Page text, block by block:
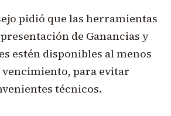
pidió que las herramientas
de Ganancias y
estén disponibles al menos
vencimiento, para evitar
técnicos.